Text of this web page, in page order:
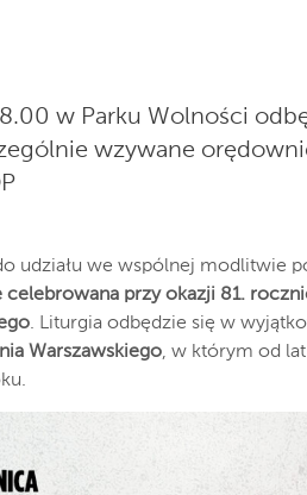
w Parku Wolności
wzywane
udziału we wspólnej modlitwie
celebrowana przy okazji 81.
. Liturgia odbędzie się w
Warszawskiego, w którym od